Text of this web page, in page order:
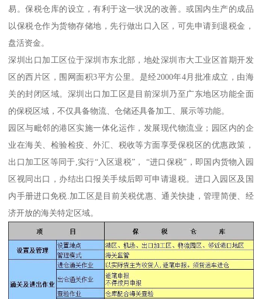
易。保税仓库的设立，有利于这一状况的改善。或国内生产的成品
以保税仓作为货物存储地，先行做出口入区，可先申请到退税金，
盘活资金。
深圳出口加工区位于深圳市东北部，地处深圳市大工业区首期开发
区的西片区，围网面积3平方公里。是经2000年4月批准成立，由海
关的封闭区域。深圳出口加工区是目前深圳乃至广东地区功能全面
的保税区域，不仅具备物流、仓储还具备加工、展示等功能。
园区与毗邻的港区实施一体化运作，发展现代物流业；园区内的企
业在海关、检验检疫、外汇、税收等方面享受保税区的优惠政策，
出口加工区等同于,实行“入区退税”， “进口保税”，即国内货物入园
区视同出口，办结出口报关手续后即可申请退税。进口入园区及国
内手册进口免税.加工区是目前关税优惠、通关快捷，管理简便、经
济开放的海关特定区域。